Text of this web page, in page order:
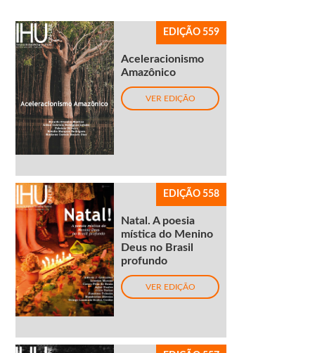
EDIÇÃO 559
Aceleracionismo
Amazônico
VER EDIÇÃO
EDIÇÃO 558
Natal. A poesia
mística do Menino
Deus no Brasil
profundo
VER EDIÇÃO